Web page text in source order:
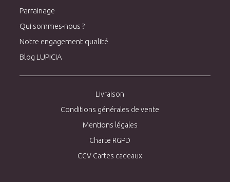
Parrainage
Qui sommes-nous ?
Notre engagement qualité
Blog LUPICIA
Livraison
Conditions générales de vente
Mentions légales
Charte RGPD
CGV Cartes cadeaux